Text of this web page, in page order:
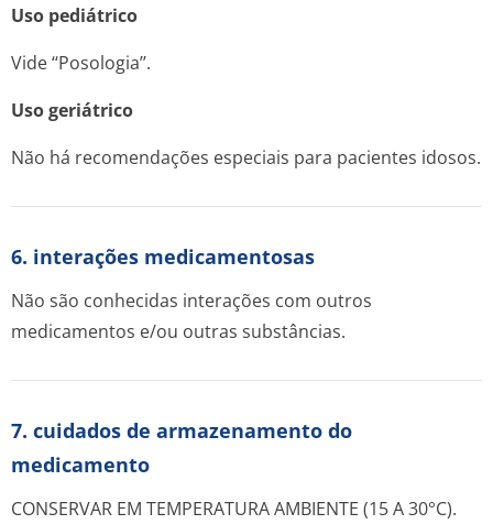
Uso pediátrico
Vide ‘‘Posologia’’.
Uso geriátrico
Não há recomendações especiais para pacientes idosos.
6. interações medicamentosas
Não são conhecidas interações com outros
medicamentos e/ou outras substâncias.
7. cuidados de armazenamento do
medicamento
CONSERVAR EM TEMPERATURA AMBIENTE (15 A 30°C).